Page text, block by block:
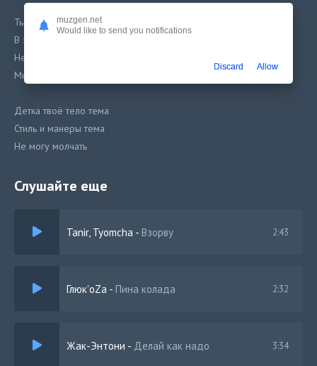
Ты кто, я влип, ты с ног сбивая
В этот дом слепых вошла как святая
Не готов в обрыв, меня надо спасать
Мне тебе как-то надо сказать
Детка твоё тело тема
Стиль и манеры тема
Не могу молчать
Слушайте еще
Tanir, Tyomcha - Взорву 2:43
Глюк'oZa - Пина колада 2:32
Жак-Энтони - Делай как надо 3:34
muzgen.net
Would like to send you notifications
Discard Allow